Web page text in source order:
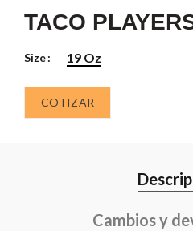
TACO
Size 19 Oz
COTIZAR
Cambios y